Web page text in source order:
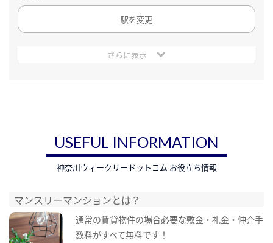
駅を変更
さらに表示
USEFUL INFORMATION
神奈川ウィークリードットコム お役立ち情報
マンスリーマンションとは？
通常の賃貸物件の場合必要な敷金・礼金・仲介手
数料がすべて無料です！